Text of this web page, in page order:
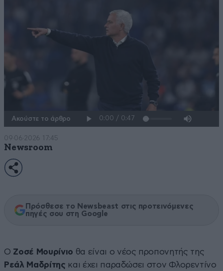
Ακούστε το άρθρο
09·06·2026 17:45
Newsroom
Πρόσθεσε το Newsbeast στις προτεινόμενες
πηγές σου στη Google
Ο Ζοσέ Μουρίνιο θα είναι ο νέος προπονητής της
Ρεάλ Μαδρίτης και έχει παραδώσει στον Φλορεντίνο